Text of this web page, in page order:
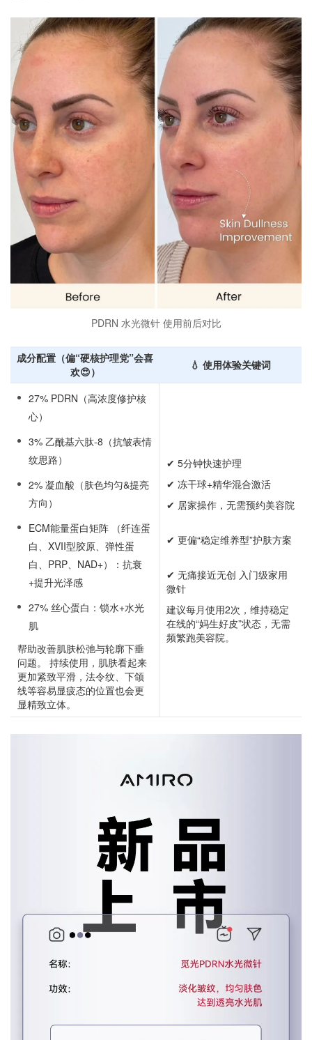
PDRN 水光微针 使用前后对比
成分配置（偏“硬核护理党”会喜
欢😍）
💧 使用体验关键词
27% PDRN（高浓度修护核
心）
3% 乙酰基六肽-8（抗皱表情
纹思路）
2% 凝血酸（肤色均匀&提亮
方向）
ECM能量蛋白矩阵 （纤连蛋
白、XVII型胶原、弹性蛋
白、PRP、NAD+）：抗衰
+提升光泽感
27% 丝心蛋白：锁水+水光
肌
帮助改善肌肤松弛与轮廓下垂
问题。 持续使用，肌肤看起来
更加紧致平滑，法令纹、下颌
线等容易显疲态的位置也会更
显精致立体。
✔ 5分钟快速护理
✔ 冻干球+精华混合激活
✔ 居家操作，无需预约美容院
✔ 更偏“稳定维养型”护肤方案
✔ 无痛接近无创 入门级家用
微针
建议每月使用2次，维持稳定
在线的“妈生好皮”状态，无需
频繁跑美容院。